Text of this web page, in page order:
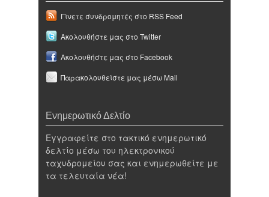
Γίνετε συνδρομητές στο RSS Feed
Ακολουθήστε μας στο Twitter
Ακολουθήστε μας στο Facebook
Παρακολουθείστε μας μέσω Mail
Ενημερωτικό Δελτίο
Εγγραφείτε στο τακτικό ενημερωτικό
δελτίο μέσω του ηλεκτρονικού
ταχυδρομείου σας και ενημερωθείτε με
τα τελευταία νέα!